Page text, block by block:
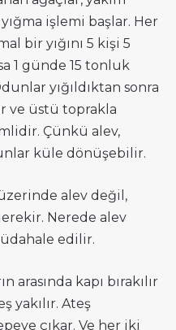
işlemi başlar. Her
bir yığını 5 kişi 5
1 günde 15 tonluk
yığıldıktan sonra
ve üstü toprakla
Çünkü alev,
küle dönüşebilir.
üzerinde alev değil,
Nerede alev
edilir.
kapı bırakılır
yakılır. Ateş
çıkar. Ve her iki